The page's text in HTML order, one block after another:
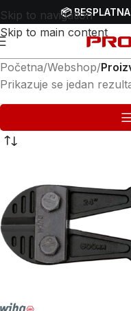
Skip to navigation
Skip to main content
📦
Početna/Webshop/
Prikazuje se jedan